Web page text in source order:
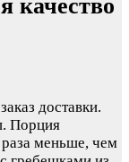
качество
доставки.
Порция
меньше, чем